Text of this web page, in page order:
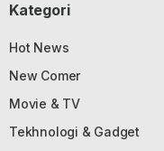
Kategori
Hot News
New Comer
Movie & TV
Tekhnologi & Gadget